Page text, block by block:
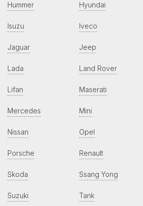
Hummer Hyundai
Isuzu Iveco
Jaguar Jeep
Lada Land Rover
Lifan Maserati
Mercedes Mini
Nissan Opel
Porsche Renault
Skoda Ssang Yong
Suzuki Tank